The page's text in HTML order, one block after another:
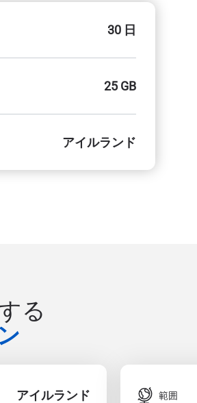
30 日
25 GB
アイルランド
る
アイルランド 範囲